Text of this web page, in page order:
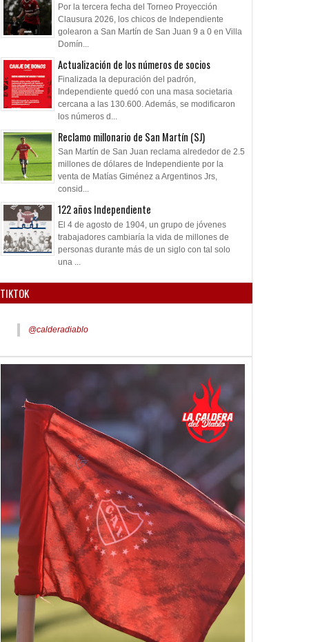
Por la tercera fecha del Torneo Proyección
Clausura 2026, los chicos de Independiente
golearon a San Martín de San Juan 9 a 0 en Villa
Domín...
Actualización de los números de socios
Finalizada la depuración del padrón,
Independiente quedó con una masa societaria
cercana a las 130.600. Además, se modificaron
los números d...
Reclamo millonario de San Martín (SJ)
San Martín de San Juan reclama alrededor de 2.5
millones de dólares de Independiente por la
venta de Matías Giménez a Argentinos Jrs,
consid...
122 años Independiente
El 4 de agosto de 1904, un grupo de jóvenes
trabajadores cambiaría la vida de millones de
personas durante más de un siglo con tal solo
una ...
TIKTOK
@calderadiablo